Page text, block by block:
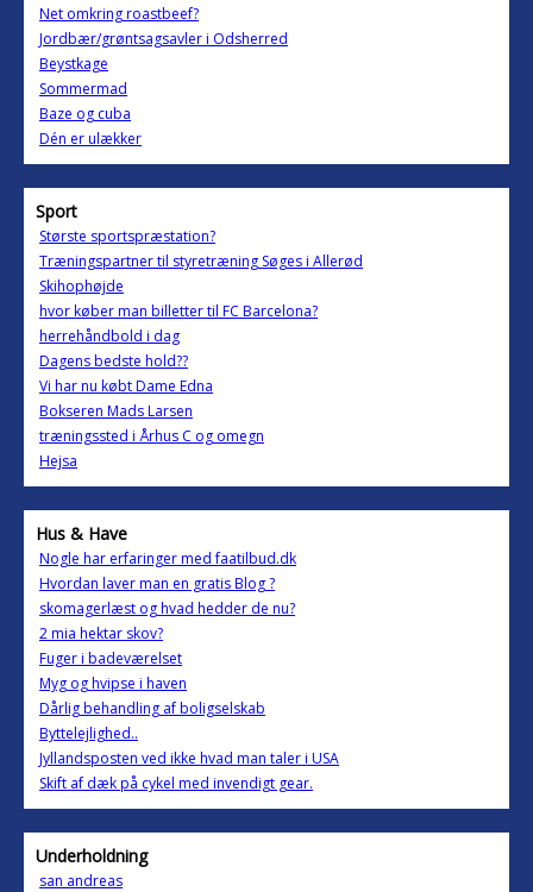
Net omkring roastbeef?
Jordbær/grøntsagsavler i Odsherred
Beystkage
Sommermad
Baze og cuba
Dén er ulækker
Sport
Største sportspræstation?
Træningspartner til styretræning Søges i Allerød
Skihophøjde
hvor køber man billetter til FC Barcelona?
herrehåndbold i dag
Dagens bedste hold??
Vi har nu købt Dame Edna
Bokseren Mads Larsen
træningssted i Århus C og omegn
Hejsa
Hus & Have
Nogle har erfaringer med faatilbud.dk
Hvordan laver man en gratis Blog ?
skomagerlæst og hvad hedder de nu?
2 mia hektar skov?
Fuger i badeværelset
Myg og hvipse i haven
Dårlig behandling af boligselskab
Byttelejlighed..
Jyllandsposten ved ikke hvad man taler i USA
Skift af dæk på cykel med invendigt gear.
Underholdning
san andreas